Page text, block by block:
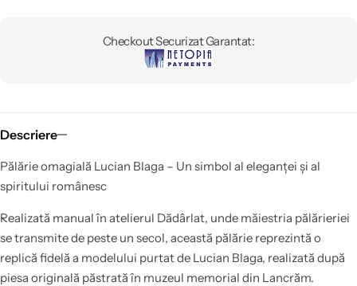
Checkout Securizat Garantat:
Descriere
Pălărie omagială Lucian Blaga – Un simbol al eleganței și al
spiritului românesc
Realizată manual în atelierul Dădârlat, unde măiestria pălărieriei
se transmite de peste un secol, această pălărie reprezintă o
replică fidelă a modelului purtat de Lucian Blaga, realizată după
piesa originală păstrată în muzeul memorial din Lancrăm.